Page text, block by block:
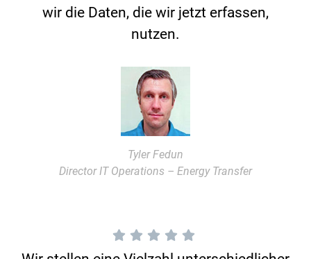
wir die Daten, die wir jetzt erfassen,
nutzen.
Tyler Fedun
Director IT Operations – Energy Transfer